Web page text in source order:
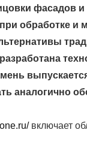
фасадов
обработке и
аналогично
включает